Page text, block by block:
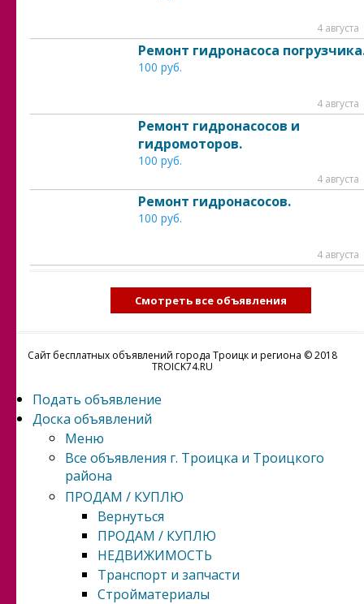
4 августа
Ремонт гидронасоса
100 руб.
4 августа
Ремонт гидронасосов и
гидромоторов.
100 руб.
4 августа
Ремонт гидронасосов.
100 руб.
4 августа
Смотреть все объявления
Сайт бесплатных объявлений города Троицк и региона © 2018
TROICK74.RU
Подать объявление
Доска объявлений
Меню
Все объявления г. Троицка и Троицкого
района
ПРОДАМ / КУПЛЮ
Вернуться
ПРОДАМ / КУПЛЮ
НЕДВИЖИМОСТЬ
Транспорт и запчасти
Стройматериалы